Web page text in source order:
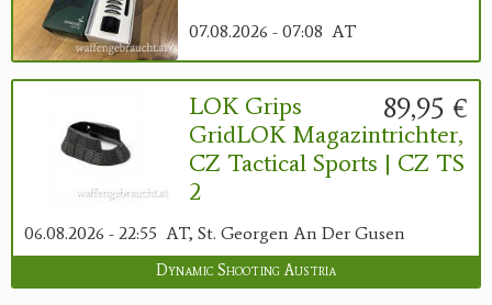
07.08.2026 - 07:08 AT
89,95 €
LOK Grips
GridLOK Magazintrichter,
CZ Tactical Sports | CZ TS
2
06.08.2026 - 22:55 AT, St. Georgen An Der Gusen
Dynamic Shooting Austria